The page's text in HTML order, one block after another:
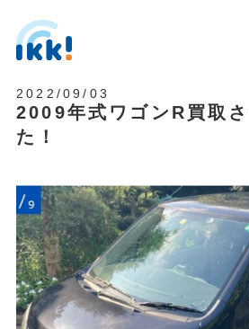
2022/09/03
2009年式ワゴンR買取
た！